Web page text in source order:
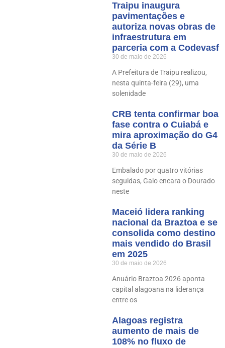
Traipu inaugura
pavimentações e
autoriza novas obras de
infraestrutura em
parceria com a Codevasf
30 de maio de 2026
A Prefeitura de Traipu realizou,
nesta quinta-feira (29), uma
solenidade
CRB tenta confirmar boa
fase contra o Cuiabá e
mira aproximação do G4
da Série B
30 de maio de 2026
Embalado por quatro vitórias
seguidas, Galo encara o Dourado
neste
Maceió lidera ranking
nacional da Braztoa e se
consolida como destino
mais vendido do Brasil
em 2025
30 de maio de 2026
Anuário Braztoa 2026 aponta
capital alagoana na liderança
entre os
Alagoas registra
aumento de mais de
108% no fluxo de